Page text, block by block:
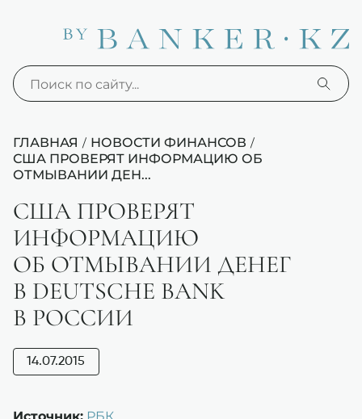
ГЛАВНАЯ / НОВОСТИ ФИНАНСОВ /
США ПРОВЕРЯТ ИНФОРМАЦИЮ ОБ
ОТМЫВАНИИ ДЕН...
США ПРОВЕРЯТ
ИНФОРМАЦИЮ
ОБ ОТМЫВАНИИ ДЕНЕГ
В DEUTSCHE BANK
В РОССИИ
14.07.2015
Источник: РБК